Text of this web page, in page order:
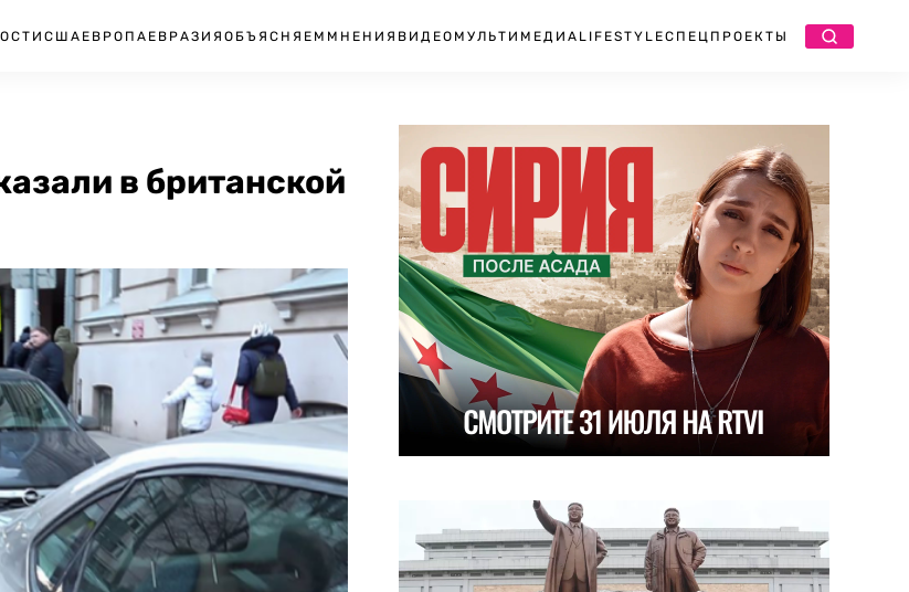
США ЕВРОПА ЕВРАЗИЯ ОБЪЯСНЯЕМ МНЕНИЯ ВИДЕО МУЛЬТИМЕДИА LIFESTYLEСПЕЦПРОЕКТЫ
в британской